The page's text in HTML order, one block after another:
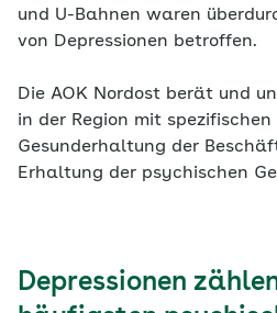
und U-Bahnen waren
von Depressionen betroffen.
Die AOK Nordost berät und
in der Region mit
Gesunderhaltung der
Erhaltung der psychischen
Depressionen